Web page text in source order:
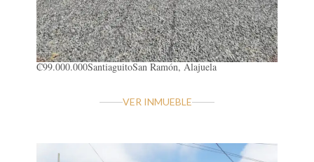
₡99.000.000SantiaguitoSan Ramón, Alajuela
VER INMUEBLE